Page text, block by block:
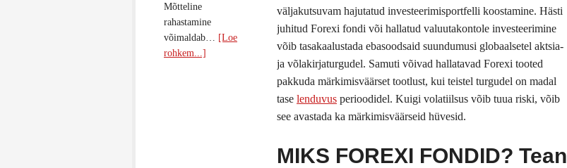
väljakutsuvam hajutatud investeerimisportfelli koostamine. Hästi
juhitud Forexi fondi või hallatud valuutakontole investeerimine
võib tasakaalustada ebasoodsaid suundumusi globaalsetel aktsia-
ja võlakirjaturgudel. Samuti võivad hallatavad Forexi tooted
pakkuda märkimisväärset tootlust, kui teistel turgudel on madal
tase lenduvus perioodidel. Kuigi volatiilsus võib tuua riski, võib
see avastada ka märkimisväärseid hüvesid.
MIKS FOREXI FONDID? Tean
Mõtteline
rahastamine
võimaldab… [Loe
rohkem...]